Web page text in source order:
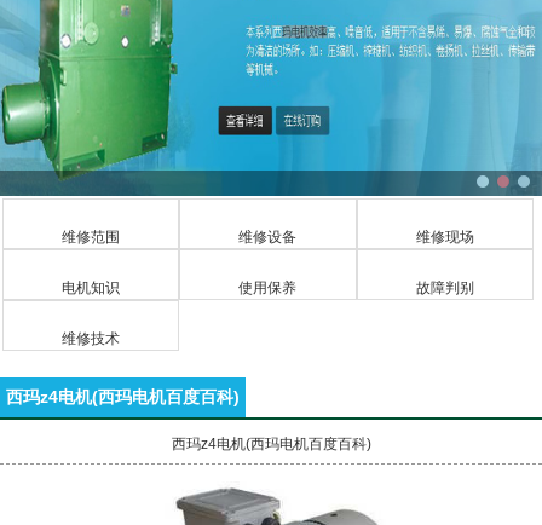
维修范围 维修设备 维修现场
电机知识 使用保养 故障判别
维修技术
西玛z4电机(西玛电机百度百科)
西玛z4电机(西玛电机百度百科)